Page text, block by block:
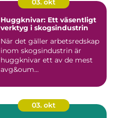
03. okt
Huggknivar: Ett väsentligt
verktyg i skogsindustrin
När det gäller arbetsredskap
inom skogsindustrin är
huggknivar ett av de mest
avg&oum...
03. okt